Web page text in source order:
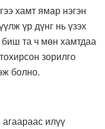
хамт ямар нэгэн
үр дүнг нь үзэх
та ч мөн хамтдаа
зорилго
болно.
илүү